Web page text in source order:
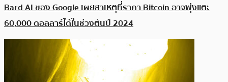
Bard AI ของ Google เผยสาเหตุที่ราคา Bitcoin อาจพุ่งแตะ
60,000 ดอลลาร์ได้ในช่วงต้นปี 2024